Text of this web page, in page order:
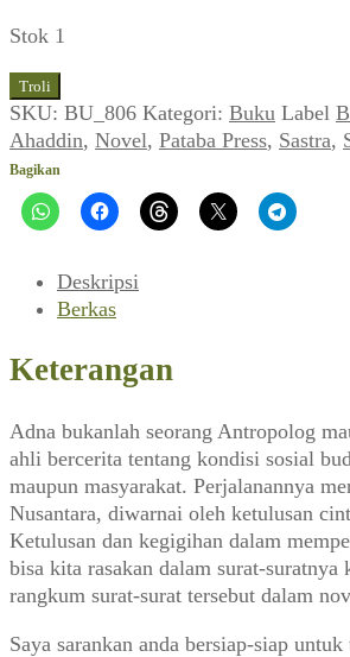
Stok 1
Kuantitas
Baftazukha
Qisthi
Ahaddin
Revolusi:
Vania
(2018)
Troli
SKU: BU_806 Kategori: Buku Label
Ahaddin, Novel, Pataba Press, Sastra,
Bagikan
Deskripsi
Berkas
Keterangan
Adna bukanlah seorang Antropolog
ahli bercerita tentang kondisi sosial
maupun masyarakat. Perjalanannya
Nusantara, diwarnai oleh ketulusan
Ketulusan dan kegigihan dalam
bisa kita rasakan dalam surat-suratnya
rangkum surat-surat tersebut dalam
Saya sarankan anda bersiap-siap